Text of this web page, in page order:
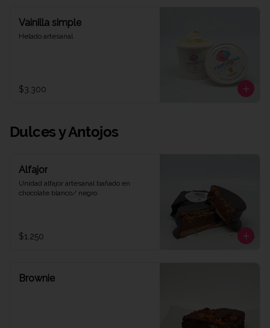
Vainilla simple
Helado artesanal
$3.300
Dulces y Antojos
Alfajor
Unidad alfajor artesanal bañado en
chocolate blanco/ negro
$1.250
Brownie